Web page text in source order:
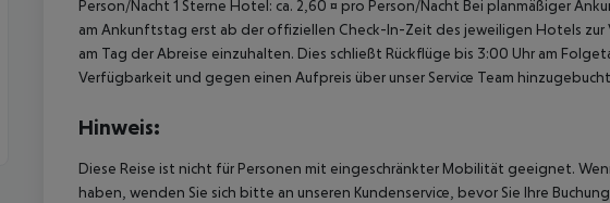
Person/Nacht 1 Sterne Hotel: ca. 2,60 ¤ pro Person/Nacht Bei planmäßiger
am Ankunftstag erst ab der offiziellen Check-In-Zeit des jeweiligen Hotels
am Tag der Abreise einzuhalten. Dies schließt Rückflüge bis 3:00 Uhr am
Verfügbarkeit und gegen einen Aufpreis über unser Service Team
Hinweis:
Diese Reise ist nicht für Personen mit eingeschränkter Mobilität geeignet.
haben, wenden Sie sich bitte an unseren Kundenservice, bevor Sie Ihre